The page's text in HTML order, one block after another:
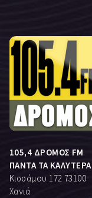
105,4 ΔΡΟΜΟΣ FM
ΠΑΝΤΑ ΤΑ ΚΑΛΥΤΕΡΑ
Κισσάμου 172 73100
Χανιά